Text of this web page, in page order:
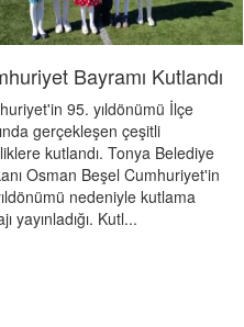
Bayramı Kutlandı
95. yıldönümü İlçe
gerçekleşen çeşitli
kutlandı. Tonya Belediye
Osman Beşel Cumhuriyet'in
nedeniyle kutlama
yayınladığı. Kutl...